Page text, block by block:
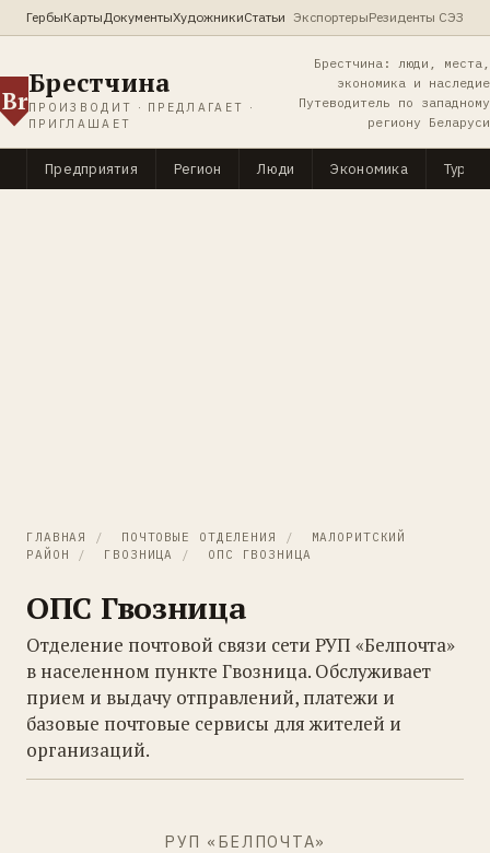
ГербыКартыДокументыХудожникиСтатьи ЭкспортерыРезиденты СЭЗ
Br
Брестчина
ПРОИЗВОДИТ · ПРЕДЛАГАЕТ ·
ПРИГЛАШАЕТ
Брестчина: люди, места,
экономика и наследие
Путеводитель по западному
региону Беларуси
Предприятия Регион Люди Экономика
ГЛАВНАЯ / ПОЧТОВЫЕ ОТДЕЛЕНИЯ /
МАЛОРИТСКИЙ
РАЙОН
/ ГВОЗНИЦА / ОПС ГВОЗНИЦА
ОПС Гвозница
Отделение почтовой связи сети РУП «Белпочта»
в населенном пункте Гвозница. Обслуживает
прием и выдачу отправлений, платежи и
базовые почтовые сервисы для жителей и
организаций.
РУП «БЕЛПОЧТА»